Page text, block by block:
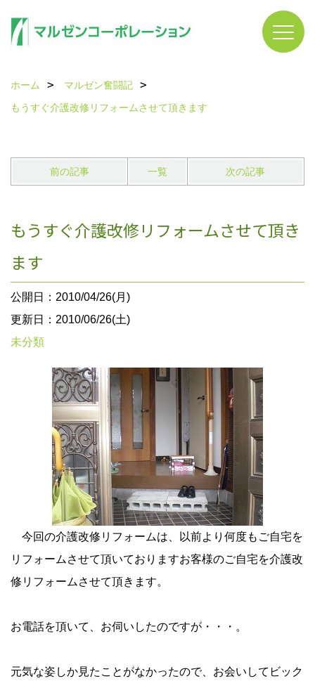
ホーム
マルゼン奮闘記
もうすぐ介護改修リフォームさせて頂きます
前の記事 一覧 次の記事
もうすぐ介護改修リフォームさせて頂き
ます
公開日：2010/04/26(月)
更新日：2010/06/26(土)
未分類
今回の介護改修リフォームは、以前より何度もご自宅を
リフォームさせて頂いておりますお客様のご自宅を介護改
修リフォームさせて頂きます。
お電話を頂いて、お伺いしたのですが・・・。
元気な姿しか見たことがなかったので、お会いしてビック